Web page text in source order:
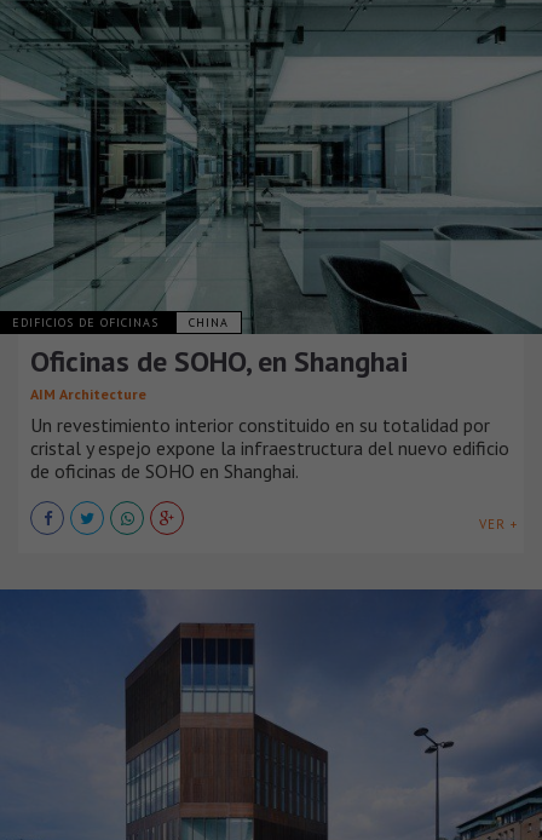
EDIFICIOS DE OFICINAS CHINA
Oficinas de SOHO, en Shanghai
AIM Architecture
Un revestimiento interior constituido en su totalidad por
cristal y espejo expone la infraestructura del nuevo edificio
de oficinas de SOHO en Shanghai.
VER +